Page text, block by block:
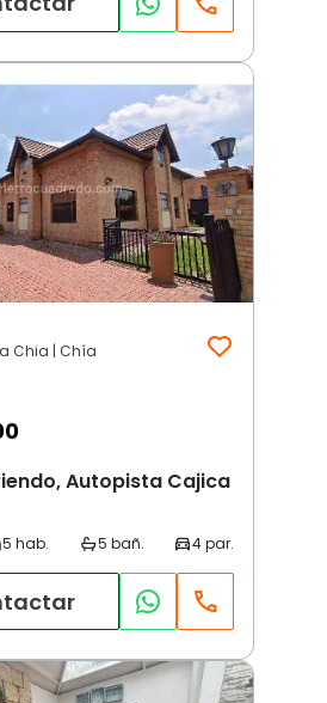
Chia | Chía
Autopista Cajica